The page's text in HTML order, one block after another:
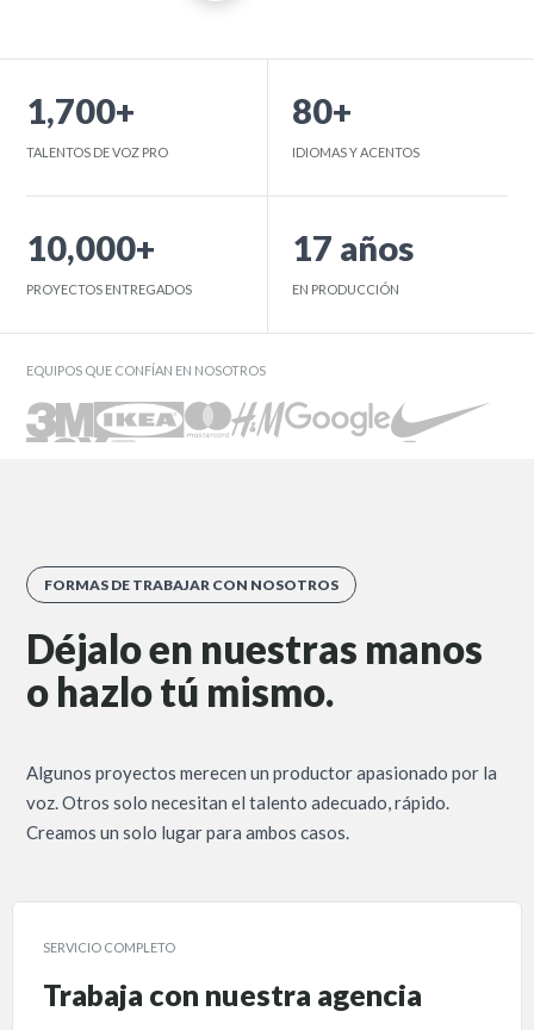
1,700+
TALENTOS DE VOZ PRO
80+
IDIOMAS Y ACENTOS
10,000+
PROYECTOS ENTREGADOS
17 años
EN PRODUCCIÓN
EQUIPOS QUE CONFÍAN EN NOSOTROS
FORMAS DE TRABAJAR CON NOSOTROS
Déjalo en nuestras manos
o hazlo tú mismo.
Algunos proyectos merecen un productor apasionado por la
voz. Otros solo necesitan el talento adecuado, rápido.
Creamos un solo lugar para ambos casos.
SERVICIO COMPLETO
Trabaja con nuestra agencia